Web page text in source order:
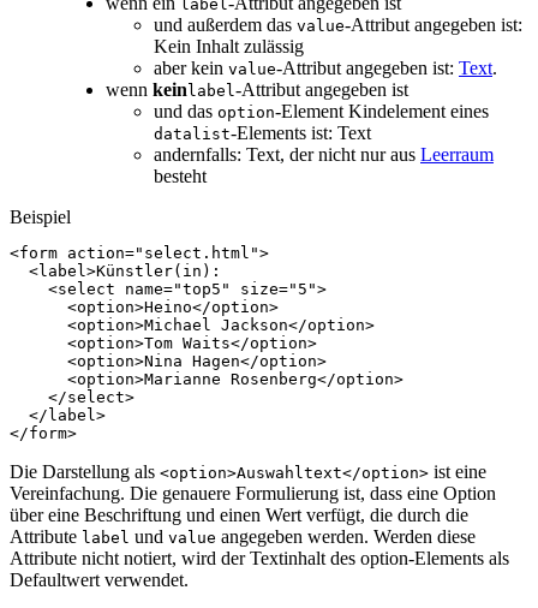
label
und außerdem das value-Attribut angegeben ist:
Kein Inhalt zulässig
aber kein value-Attribut angegeben ist: Text.
wenn kein label -Attribut angegeben ist
und das option-Element Kindelement eines
datalist-Elements ist: Text
andernfalls: Text, der nicht nur aus Leerraum
besteht
Beispiel
<form action="select.html">
<label >Künstler(in):
<select name="top5" size="5">
<option>Heino</option>
<option>Michael Jackson</option>
<option>Tom Waits</option>
<option>Nina Hagen</option>
<option>Marianne Rosenberg</option>
</select>
</ label >
</form>
Die Darstellung als <option>Auswahltext</option> ist eine
Vereinfachung. Die genauere Formulierung ist, dass eine Option
über eine Beschriftung und einen Wert verfügt, die durch die
Attribute label und value angegeben werden. Werden diese
Attribute nicht notiert, wird der Textinhalt des option-Elements als
Defaultwert verwendet.